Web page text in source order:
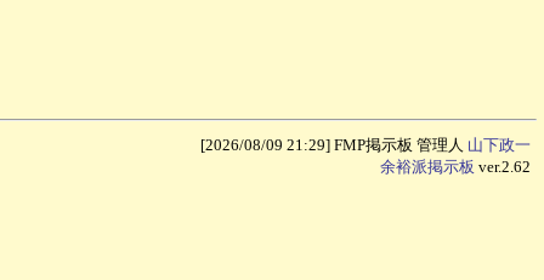
[2026/08/09 21:29] FMP掲示板 管理人 山下政一
余裕派掲示板 ver.2.62